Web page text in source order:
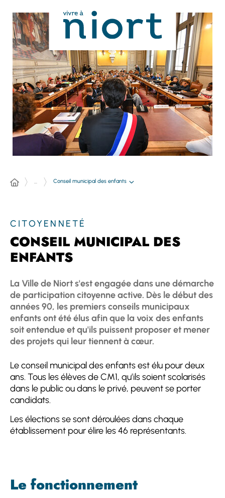
... Conseil municipal des enfants
CITOYENNETÉ
CONSEIL MUNICIPAL DES
ENFANTS
La Ville de Niort s'est engagée dans une démarche
de participation citoyenne active. Dès le début des
années 90, les premiers conseils municipaux
enfants ont été élus afin que la voix des enfants
soit entendue et qu'ils puissent proposer et mener
des projets qui leur tiennent à cœur.
Le conseil municipal des enfants est élu pour deux
ans. Tous les élèves de CM1, qu’ils soient scolarisés
dans le public ou dans le privé, peuvent se porter
candidats.
Les élections se sont déroulées dans chaque
établissement pour élire les 46 représentants.
Le fonctionnement